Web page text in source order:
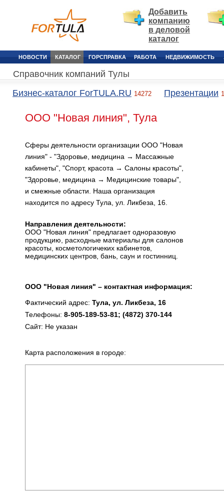
Добавить
компанию
в деловой
каталог
НОВОСТИ КАТАЛОГ ГОРСПРАВКА РАБОТА НЕДВИЖИМОСТЬ
Справочник компаний Тулы
Бизнес-каталог ForTULA.RU 14272 Презентации
ООО "Новая линия", Тула
Сферы деятельности организации ООО "Новая
линия" - "Здоровье, медицина → Массажные
кабинеты", "Спорт, красота → Салоны красоты",
"Здоровье, медицина → Медицинские товары",
и смежные области. Наша организация
находится по адресу Тула, ул. Ликбеза, 16.
Направления деятельности:
ООО "Новая линия" предлагает одноразовую
продукцию, расходные материалы для салонов
красоты, косметологичеких кабинетов,
медицинских центров, бань, саун и гостинниц.
ООО "Новая линия" – контактная информация:
Фактический адрес: Тула, ул. Ликбеза, 16
Телефоны: 8-905-189-53-81; (4872) 370-144
Сайт: Не указан
Карта расположения в городе: